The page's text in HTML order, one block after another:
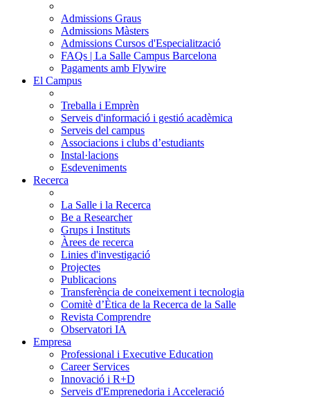
Admissions Graus
Admissions Màsters
Admissions Cursos d'Especialització
FAQs | La Salle Campus Barcelona
Pagaments amb Flywire
El Campus
Treballa i Emprèn
Serveis d'informació i gestió acadèmica
Serveis del campus
Associacions i clubs d’estudiants
Instal·lacions
Esdeveniments
Recerca
La Salle i la Recerca
Be a Researcher
Grups i Instituts
Àrees de recerca
Linies d'investigació
Projectes
Publicacions
Transferència de coneixement i tecnologia
Comitè d’Ètica de la Recerca de la Salle
Revista Comprendre
Observatori IA
Empresa
Professional i Executive Education
Career Services
Innovació i R+D
Serveis d'Emprenedoria i Acceleració